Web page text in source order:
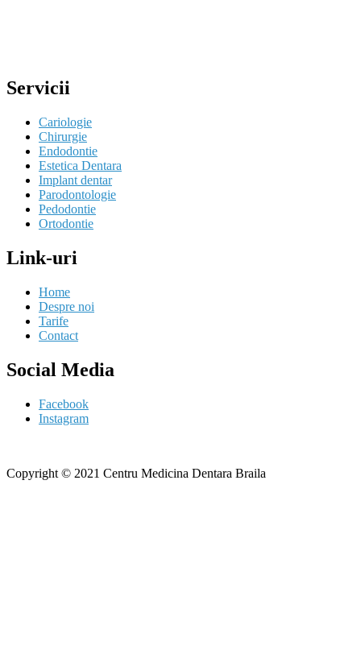
Servicii
Cariologie
Chirurgie
Endodontie
Estetica Dentara
Implant dentar
Parodontologie
Pedodontie
Ortodontie
Link-uri
Home
Despre noi
Tarife
Contact
Social Media
Facebook
Instagram
Copyright © 2021 Centru Medicina Dentara Braila